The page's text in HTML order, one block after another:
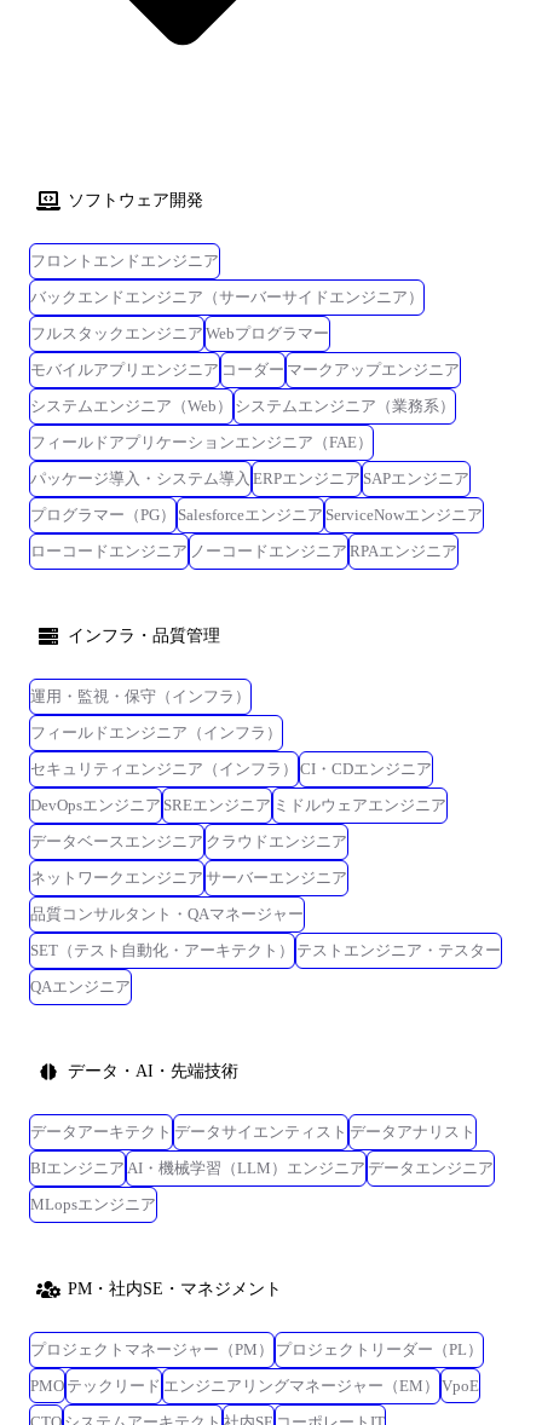
ソフトウェア開発
フロントエンドエンジニア
バックエンドエンジニア（サーバーサイドエンジニア）
フルスタックエンジニア Webプログラマー
モバイルアプリエンジニア コーダー マークアップエンジニア
システムエンジニア（Web）
システムエンジニア（業務系）
フィールドアプリケーションエンジニア（FAE）
パッケージ導入・システム導入 ERPエンジニア SAPエンジニア
プログラマー（PG）
Salesforceエンジニア ServiceNowエンジニア
ローコードエンジニア ノーコードエンジニア RPAエンジニア
インフラ・品質管理
運用・監視・保守（インフラ）
フィールドエンジニア（インフラ）
セキュリティエンジニア（インフラ）
CI・CDエンジニア
DevOpsエンジニア SREエンジニア ミドルウェアエンジニア
データベースエンジニア クラウドエンジニア
ネットワークエンジニア サーバーエンジニア
品質コンサルタント・QAマネージャー
SET（テスト自動化・アーキテクト）
テストエンジニア・テスター
QAエンジニア
データ・AI・先端技術
データアーキテクト データサイエンティスト データアナリスト
BIエンジニア AI・機械学習（LLM）エンジニア データエンジニア
MLopsエンジニア
PM・社内SE・マネジメント
プロジェクトマネージャー（PM）
プロジェクトリーダー（PL）
PMO テックリード エンジニアリングマネージャー（EM）
VpoE